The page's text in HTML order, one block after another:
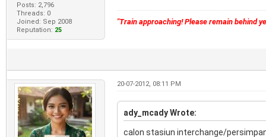
Posts: 2,796
Threads: 0
Joined: Sep 2008
Reputation: 25
"Train approaching! Please remain behind
20-07-2012, 08:11 PM
ady_mcady Wrote:
calon stasiun interchange/